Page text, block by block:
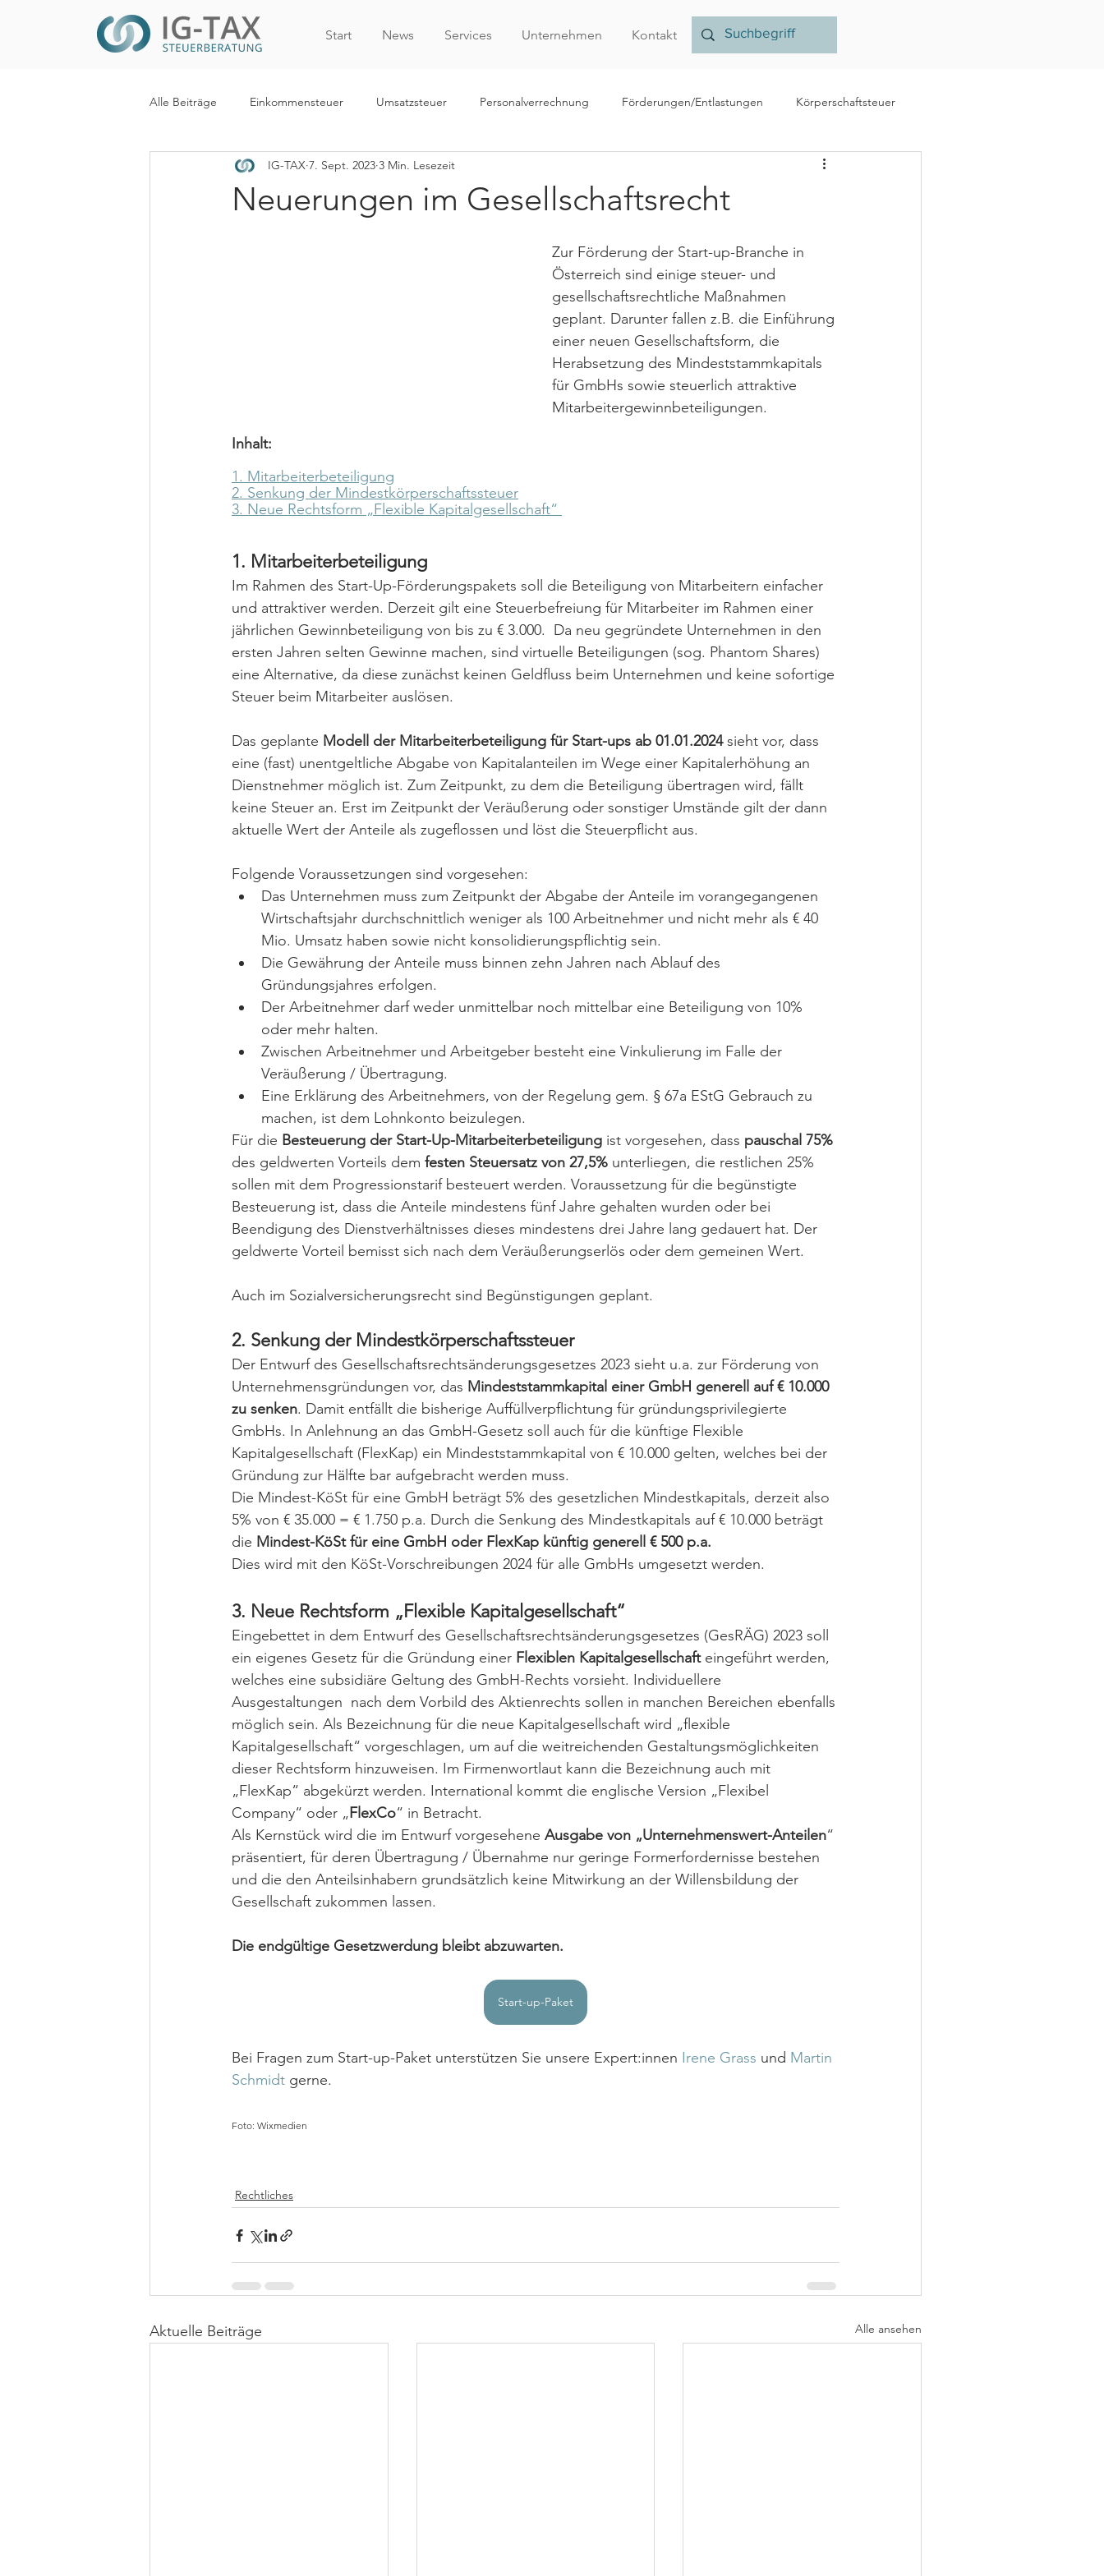
Start News Services Unternehmen Kontakt
Alle Beiträge Einkommensteuer Umsatzsteuer Personalverrechnung Förderungen/Entlastungen Körperschaftsteuer
Internationales Steuerrecht Rechnungslegung/Bilanzierung Ertragsteuer
Neuerungen im Gesellschaftsrecht
IG-TAX 7. Sept. 2023 3 Min. Lesezeit
Zur Förderung der Start-up-Branche in
Österreich sind einige steuer- und
gesellschaftsrechtliche Maßnahmen
geplant. Darunter fallen z.B. die Einführung
einer neuen Gesellschaftsform, die
Herabsetzung des Mindeststammkapitals
für GmbHs sowie steuerlich attraktive
Mitarbeitergewinnbeteiligungen.
Inhalt:
1. Mitarbeiterbeteiligung
2. Senkung der Mindestkörperschaftssteuer
3. Neue Rechtsform „Flexible Kapitalgesellschaft“
1. Mitarbeiterbeteiligung
Im Rahmen des Start-Up-Förderungspakets soll die Beteiligung von Mitarbeitern einfacher
und attraktiver werden. Derzeit gilt eine Steuerbefreiung für Mitarbeiter im Rahmen einer
jährlichen Gewinnbeteiligung von bis zu € 3.000.  Da neu gegründete Unternehmen in den
ersten Jahren selten Gewinne machen, sind virtuelle Beteiligungen (sog. Phantom Shares)
eine Alternative, da diese zunächst keinen Geldfluss beim Unternehmen und keine sofortige
Steuer beim Mitarbeiter auslösen.
Das geplante Modell der Mitarbeiterbeteiligung für Start-ups ab 01.01.2024 sieht vor, dass
eine (fast) unentgeltliche Abgabe von Kapitalanteilen im Wege einer Kapitalerhöhung an
Dienstnehmer möglich ist. Zum Zeitpunkt, zu dem die Beteiligung übertragen wird, fällt
keine Steuer an. Erst im Zeitpunkt der Veräußerung oder sonstiger Umstände gilt der dann
aktuelle Wert der Anteile als zugeflossen und löst die Steuerpflicht aus.
Folgende Voraussetzungen sind vorgesehen:
Das Unternehmen muss zum Zeitpunkt der Abgabe der Anteile im vorangegangenen
Wirtschaftsjahr durchschnittlich weniger als 100 Arbeitnehmer und nicht mehr als € 40
Mio. Umsatz haben sowie nicht konsolidierungspflichtig sein.
Die Gewährung der Anteile muss binnen zehn Jahren nach Ablauf des
Gründungsjahres erfolgen.
Der Arbeitnehmer darf weder unmittelbar noch mittelbar eine Beteiligung von 10%
oder mehr halten.
Zwischen Arbeitnehmer und Arbeitgeber besteht eine Vinkulierung im Falle der
Veräußerung / Übertragung.
Eine Erklärung des Arbeitnehmers, von der Regelung gem. § 67a EStG Gebrauch zu
machen, ist dem Lohnkonto beizulegen.
Für die Besteuerung der Start-Up-Mitarbeiterbeteiligung ist vorgesehen, dass pauschal 75%
des geldwerten Vorteils dem festen Steuersatz von 27,5% unterliegen, die restlichen 25%
sollen mit dem Progressionstarif besteuert werden. Voraussetzung für die begünstigte
Besteuerung ist, dass die Anteile mindestens fünf Jahre gehalten wurden oder bei
Beendigung des Dienstverhältnisses dieses mindestens drei Jahre lang gedauert hat. Der
geldwerte Vorteil bemisst sich nach dem Veräußerungserlös oder dem gemeinen Wert.
Auch im Sozialversicherungsrecht sind Begünstigungen geplant.
2. Senkung der Mindestkörperschaftssteuer
Der Entwurf des Gesellschaftsrechtsänderungsgesetzes 2023 sieht u.a. zur Förderung von
Unternehmensgründungen vor, das Mindeststammkapital einer GmbH generell auf € 10.000
zu senken. Damit entfällt die bisherige Auffüllverpflichtung für gründungsprivilegierte
GmbHs. In Anlehnung an das GmbH-Gesetz soll auch für die künftige Flexible
Kapitalgesellschaft (FlexKap) ein Mindeststammkapital von € 10.000 gelten, welches bei der
Gründung zur Hälfte bar aufgebracht werden muss.
Die Mindest-KöSt für eine GmbH beträgt 5% des gesetzlichen Mindestkapitals, derzeit also
5% von € 35.000 = € 1.750 p.a. Durch die Senkung des Mindestkapitals auf € 10.000 beträgt
die Mindest-KöSt für eine GmbH oder FlexKap künftig generell € 500 p.a.
Dies wird mit den KöSt-Vorschreibungen 2024 für alle GmbHs umgesetzt werden.
3. Neue Rechtsform „Flexible Kapitalgesellschaft“
Eingebettet in dem Entwurf des Gesellschaftsrechtsänderungsgesetzes (GesRÄG) 2023 soll
ein eigenes Gesetz für die Gründung einer Flexiblen Kapitalgesellschaft eingeführt werden,
welches eine subsidiäre Geltung des GmbH-Rechts vorsieht. Individuellere
Ausgestaltungen  nach dem Vorbild des Aktienrechts sollen in manchen Bereichen ebenfalls
möglich sein. Als Bezeichnung für die neue Kapitalgesellschaft wird „flexible
Kapitalgesellschaft“ vorgeschlagen, um auf die weitreichenden Gestaltungsmöglichkeiten
dieser Rechtsform hinzuweisen. Im Firmenwortlaut kann die Bezeichnung auch mit
„FlexKap“ abgekürzt werden. International kommt die englische Version „Flexibel
Company“ oder „FlexCo“ in Betracht.
Als Kernstück wird die im Entwurf vorgesehene Ausgabe von „Unternehmenswert-Anteilen“
präsentiert, für deren Übertragung / Übernahme nur geringe Formerfordernisse bestehen
und die den Anteilsinhabern grundsätzlich keine Mitwirkung an der Willensbildung der
Gesellschaft zukommen lassen.
Die endgültige Gesetzwerdung bleibt abzuwarten.
Start-up-Paket
Bei Fragen zum Start-up-Paket unterstützen Sie unsere Expert:innen Irene Grass und Martin
Schmidt gerne.
Foto: Wixmedien
Rechtliches
Aktuelle Beiträge Alle ansehen